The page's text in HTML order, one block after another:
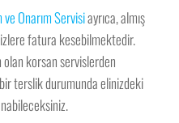
Onarım Servisiayrıca, almış
fatura kesebilmektedir.
olan korsan servislerden
terslik durumunda elinizdeki